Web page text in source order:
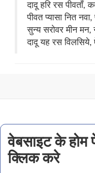
दादू हरि रस पीवताँ,
पीवत प्यासा नित
सुन्य सरोवर मीन मन,
दादू यह रस
वेबसाइट के होम
क्लिक करे